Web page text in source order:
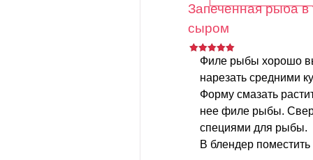
Запеченная рыба
сыром
Филе рыбы хорошо
нарезать средними
Форму смазать
нее филе рыбы.
специями для рыбы.
В блендер